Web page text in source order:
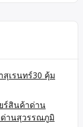
สุเรนทร์30 คุ้ม
ร์สินค้าด่าน
านสุวรรณภูมิ